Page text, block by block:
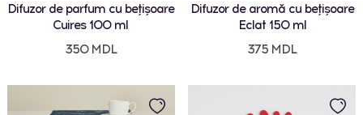
Difuzor de parfum cu bețișoare
Cuires 100 ml
350 MDL
Difuzor de aromă cu bețișoare
Eclat 150 ml
375 MDL